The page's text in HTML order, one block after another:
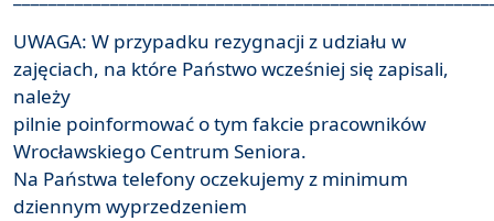
UWAGA: W przypadku rezygnacji z udziału w
zajęciach, na które Państwo wcześniej się zapisali,
należy
pilnie poinformować o tym fakcie pracowników
Wrocławskiego Centrum Seniora.
Na Państwa telefony oczekujemy z minimum
dziennym wyprzedzeniem